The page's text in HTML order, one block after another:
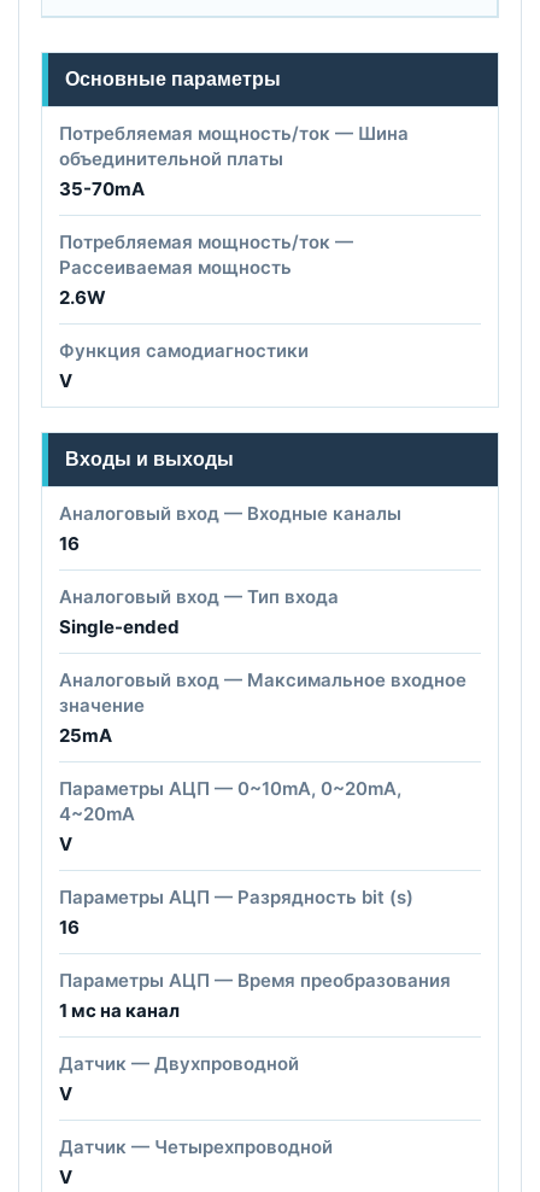
Основные параметры
Потребляемая мощность/ток — Шина
объединительной платы
35-70mA
Потребляемая мощность/ток —
Рассеиваемая мощность
2.6W
Функция самодиагностики
V
Входы и выходы
Аналоговый вход — Входные каналы
16
Аналоговый вход — Тип входа
Single-ended
Аналоговый вход — Максимальное входное
значение
25mA
Параметры АЦП — 0~10mA, 0~20mA,
4~20mA
V
Параметры АЦП — Разрядность bit (s)
16
Параметры АЦП — Время преобразования
1 мс на канал
Датчик — Двухпроводной
V
Датчик — Четырехпроводной
V